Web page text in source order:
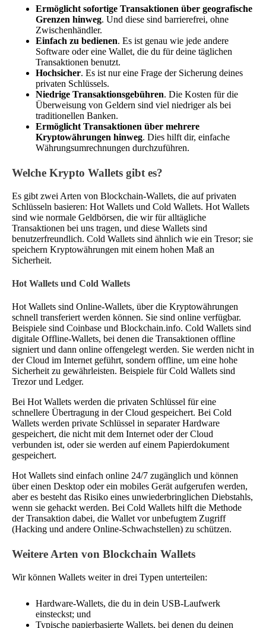
Ermöglicht sofortige Transaktionen über geografische
Grenzen hinweg. Und diese sind barrierefrei, ohne
Zwischenhändler.
Einfach zu bedienen. Es ist genau wie jede andere
Software oder eine Wallet, die du für deine täglichen
Transaktionen benutzt.
Hochsicher. Es ist nur eine Frage der Sicherung deines
privaten Schlüssels.
Niedrige Transaktionsgebühren. Die Kosten für die
Überweisung von Geldern sind viel niedriger als bei
traditionellen Banken.
Ermöglicht Transaktionen über mehrere
Kryptowährungen hinweg. Dies hilft dir, einfache
Währungsumrechnungen durchzuführen.
Welche Krypto Wallets gibt es?
Es gibt zwei Arten von Blockchain-Wallets, die auf privaten
Schlüsseln basieren: Hot Wallets und Cold Wallets. Hot Wallets
sind wie normale Geldbörsen, die wir für alltägliche
Transaktionen bei uns tragen, und diese Wallets sind
benutzerfreundlich. Cold Wallets sind ähnlich wie ein Tresor; sie
speichern Kryptowährungen mit einem hohen Maß an
Sicherheit.
Hot Wallets und Cold Wallets
Hot Wallets sind Online-Wallets, über die Kryptowährungen
schnell transferiert werden können. Sie sind online verfügbar.
Beispiele sind Coinbase und Blockchain.info. Cold Wallets sind
digitale Offline-Wallets, bei denen die Transaktionen offline
signiert und dann online offengelegt werden. Sie werden nicht in
der Cloud im Internet geführt, sondern offline, um eine hohe
Sicherheit zu gewährleisten. Beispiele für Cold Wallets sind
Trezor und Ledger.
Bei Hot Wallets werden die privaten Schlüssel für eine
schnellere Übertragung in der Cloud gespeichert. Bei Cold
Wallets werden private Schlüssel in separater Hardware
gespeichert, die nicht mit dem Internet oder der Cloud
verbunden ist, oder sie werden auf einem Papierdokument
gespeichert.
Hot Wallets sind einfach online 24/7 zugänglich und können
über einen Desktop oder ein mobiles Gerät aufgerufen werden,
aber es besteht das Risiko eines unwiederbringlichen Diebstahls,
wenn sie gehackt werden. Bei Cold Wallets hilft die Methode
der Transaktion dabei, die Wallet vor unbefugtem Zugriff
(Hacking und andere Online-Schwachstellen) zu schützen.
Weitere Arten von Blockchain Wallets
Wir können Wallets weiter in drei Typen unterteilen:
Hardware-Wallets, die du in dein USB-Laufwerk
einsteckst; und
Typische papierbasierte Wallets, bei denen du deinen